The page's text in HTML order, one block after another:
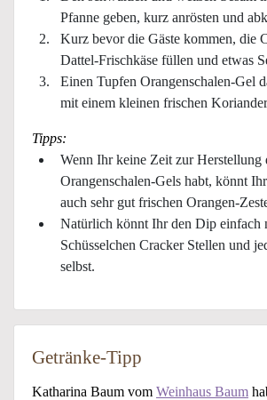
Pfanne geben, kurz anrösten und
Kurz bevor die Gäste kommen, die
Dattel-Frischkäse füllen und etwas
Einen Tupfen Orangenschalen-Gel
mit einem kleinen frischen
Tipps:
Wenn Ihr keine Zeit zur Herstellung
Orangenschalen-Gels habt, könnt
auch sehr gut frischen Orangen-
Natürlich könnt Ihr den Dip einfach
Schüsselchen Cracker Stellen und
selbst.
Getränke-Tipp
Katharina Baum vom Weinhaus Baum